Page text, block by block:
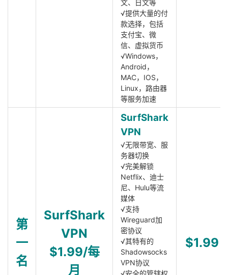
文、日文等
√提供大量的付
款选择，包括
支付宝、微
信、虚拟货币
√Windows，
Android，
MAC，IOS，
Linux，路由器
等服务加速
第
一
名
SurfShark
VPN
$1.99/每
月
SurfShark
VPN
√无限带宽、服
务器切换
√完美解锁
Netflix、迪士
尼、Hulu等流
媒体
√支持
Wireguard加
密协议
√其特有的
Shadowsocks
VPN协议
√安全的管辖权
$1.99